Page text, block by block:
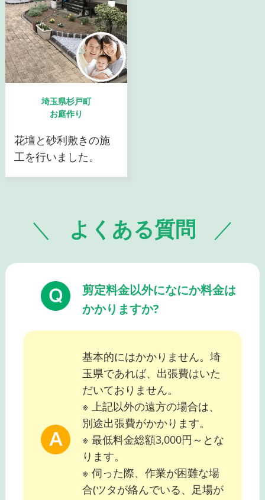
埼玉県杉戸町
お庭作り
花壇と砂利敷きの施
工を行いました。
よくある質問
剪定料金以外になにか料金は
かかりますか?
基本的にはかかりません。埼
玉県であれば、出張費はいた
だいておりません。
※ 上記以外の遠方の場合は、
別途出張費がかかります。
※ 最低料金総額3,000円～とな
ります。
※ 伺った際、作業が困難な場
合(ツタが絡んでいる、足場が